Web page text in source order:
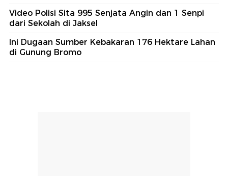
Video Polisi Sita 995 Senjata Angin dan 1 Senpi
dari Sekolah di Jaksel
Ini Dugaan Sumber Kebakaran 176 Hektare Lahan
di Gunung Bromo